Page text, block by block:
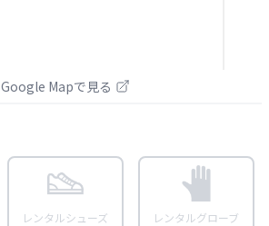
Google Mapで見る
レンタルシューズ レンタルグローブ